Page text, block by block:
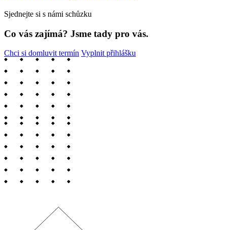
Sjednejte si s námi schůzku
Co vás zajímá? Jsme tady pro vás.
Chci si domluvit termín Vyplnit přihlášku